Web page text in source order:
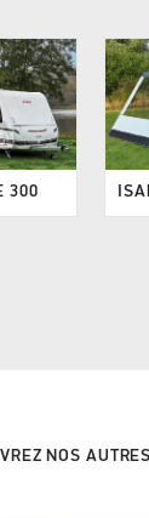
300
NOS